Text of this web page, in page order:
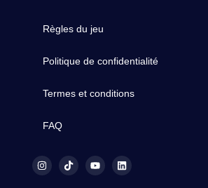
Règles du jeu
Politique de confidentialité
Termes et conditions
FAQ